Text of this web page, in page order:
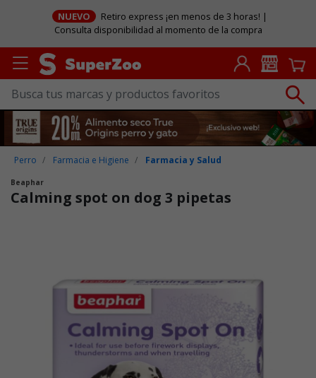
NUEVO
Retiro express ¡en menos de 3 horas! |
Consulta disponibilidad al momento de la compra
Perro Farmacia e Higiene Farmacia y Salud
Beaphar
Calming spot on dog 3 pipetas